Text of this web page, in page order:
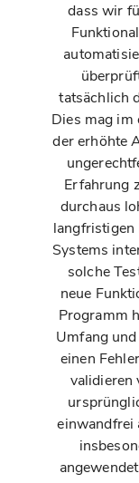
dass wir
tatsächlich
Dies mag im
der erhöhte
Erfahrung
durchaus
langfristigen
Systems
solche
neue
Programm
Umfang
einen
validieren
einwandfrei